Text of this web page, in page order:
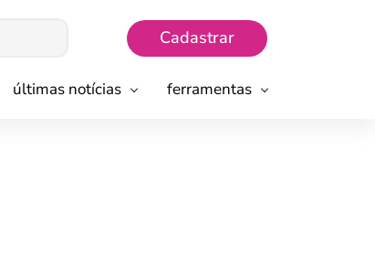
Cadastrar
últimas notícias ferramentas